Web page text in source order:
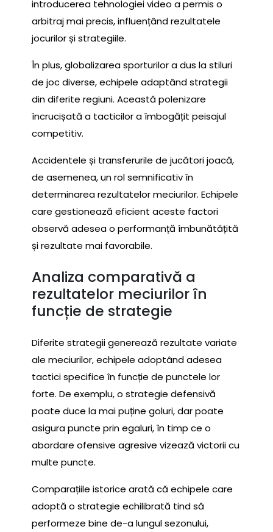
introducerea tehnologiei video a permis o
arbitraj mai precis, influențând rezultatele
jocurilor și strategiile.
În plus, globalizarea sporturilor a dus la stiluri
de joc diverse, echipele adaptând strategii
din diferite regiuni. Această polenizare
încrucișată a tacticilor a îmbogățit peisajul
competitiv.
Accidentele și transferurile de jucători joacă,
de asemenea, un rol semnificativ în
determinarea rezultatelor meciurilor. Echipele
care gestionează eficient aceste factori
observă adesea o performanță îmbunătățită
și rezultate mai favorabile.
Analiza comparativă a
rezultatelor meciurilor în
funcție de strategie
Diferite strategii generează rezultate variate
ale meciurilor, echipele adoptând adesea
tactici specifice în funcție de punctele lor
forte. De exemplu, o strategie defensivă
poate duce la mai puține goluri, dar poate
asigura puncte prin egaluri, în timp ce o
abordare ofensive agresive vizează victorii cu
multe puncte.
Comparațiile istorice arată că echipele care
adoptă o strategie echilibrată tind să
performeze bine de-a lungul sezonului,